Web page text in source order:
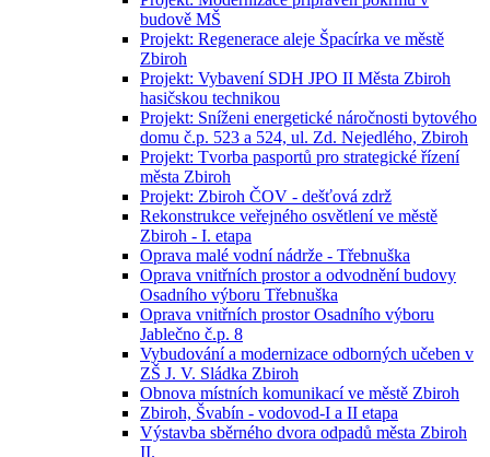
budově MŠ
Projekt: Regenerace aleje Špacírka ve městě
Zbiroh
Projekt: Vybavení SDH JPO II Města Zbiroh
hasičskou technikou
Projekt: Sníženi energetické náročnosti bytového
domu č.p. 523 a 524, ul. Zd. Nejedlého, Zbiroh
Projekt: Tvorba pasportů pro strategické řízení
města Zbiroh
Projekt: Zbiroh ČOV - dešťová zdrž
Rekonstrukce veřejného osvětlení ve městě
Zbiroh - I. etapa
Oprava malé vodní nádrže - Třebnuška
Oprava vnitřních prostor a odvodnění budovy
Osadního výboru Třebnuška
Oprava vnitřních prostor Osadního výboru
Jablečno č.p. 8
Vybudování a modernizace odborných učeben v
ZŠ J. V. Sládka Zbiroh
Obnova místních komunikací ve městě Zbiroh
Zbiroh, Švabín - vodovod-I a II etapa
Výstavba sběrného dvora odpadů města Zbiroh
II.